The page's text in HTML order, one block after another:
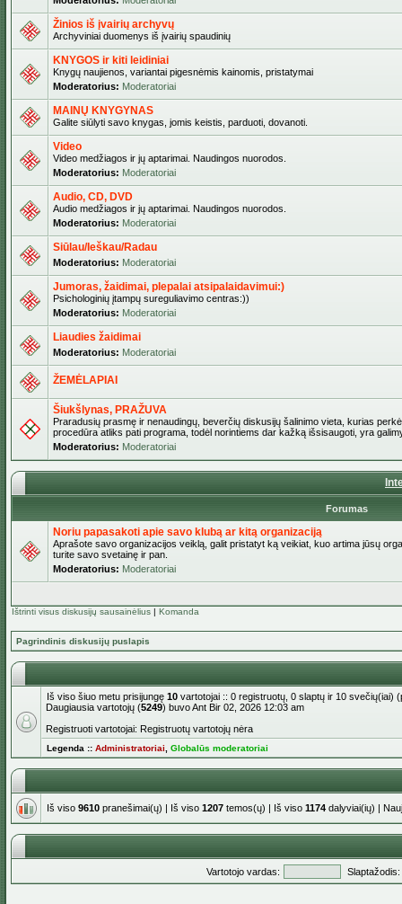
Žinios iš įvairių archyvų
Archyviniai duomenys iš įvairių spaudinių
KNYGOS ir kiti leidiniai
Knygų naujienos, variantai pigesnėmis kainomis, pristatymai
Moderatorius: Moderatoriai
MAINŲ KNYGYNAS
Galite siūlyti savo knygas, jomis keistis, parduoti, dovanoti.
Video
Video medžiagos ir jų aptarimai. Naudingos nuorodos.
Moderatorius: Moderatoriai
Audio, CD, DVD
Audio medžiagos ir jų aptarimai. Naudingos nuorodos.
Moderatorius: Moderatoriai
Siūlau/Ieškau/Radau
Moderatorius: Moderatoriai
Jumoras, žaidimai, plepalai atsipalaidavimui:)
Psichologinių įtampų sureguliavimo centras:))
Moderatorius: Moderatoriai
Liaudies žaidimai
Moderatorius: Moderatoriai
ŽEMĖLAPIAI
Šiukšlynas, PRAŽUVA
Praradusių prasmę ir nenaudingų, beverčių diskusijų šalinimo vieta, kurias
procedūra atliks pati programa, todėl norintiems dar kažką išsisaugoti, yra
Moderatorius: Moderatoriai
Forumas
Noriu papasakoti apie savo klubą ar kitą organizaciją
Aprašote savo organizacijos veiklą, galit pristatyt ką veikiat, kuo artima jūsų
turite savo svetainę ir pan.
Moderatorius: Moderatoriai
Ištrinti visus diskusijų sausainėlius | Komanda
Pagrindinis diskusijų puslapis
Iš viso šiuo metu prisijungę 10 vartotojai :: 0 registruotų, 0 slaptų ir 10 svečių(iai)
Daugiausia vartotojų (5249) buvo Ant Bir 02, 2026 12:03 am
Registruoti vartotojai: Registruotų vartotojų nėra
Legenda :: Administratoriai Globalūs moderatoriai
Iš viso 9610 pranešimai(ų) | Iš viso 1207 temos(ų) | Iš viso 1174 dalyviai(ių) |
Vartotojo vardas: Slaptažodis: